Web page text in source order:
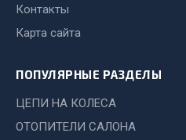
Шиномонтаж
Контакты
Карта сайта
ПОПУЛЯРНЫЕ РАЗДЕЛЫ
ЦЕПИ НА КОЛЕСА
ОТОПИТЕЛИ САЛОНА